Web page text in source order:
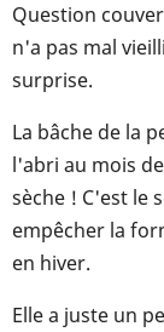
Question
n'a pas mal
surprise.
La bâche de la
l'abri au mois
sèche ! C'est le
empêcher la
en hiver.
Elle a juste un